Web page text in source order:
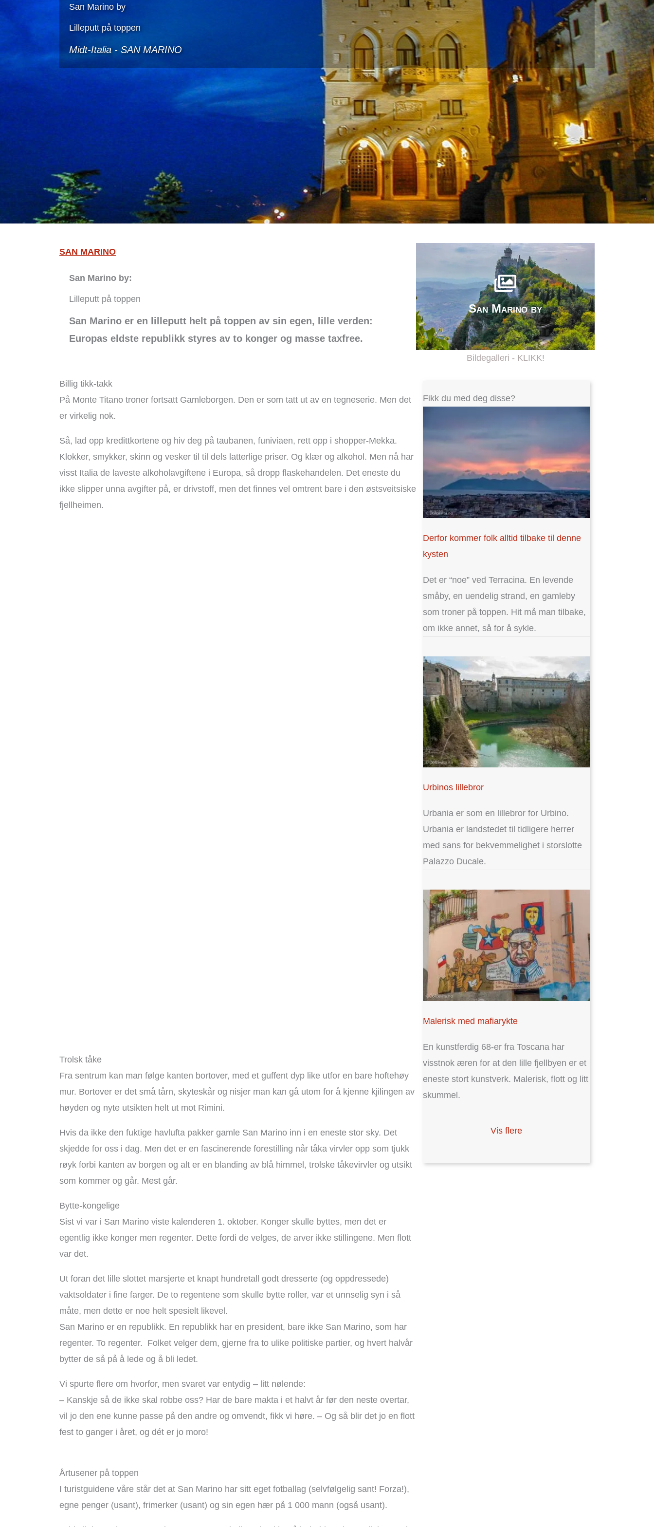
San Marino by
Lilleputt på toppen
Midt-Italia - SAN MARINO
SAN MARINO
San Marino by:
Lilleputt på toppen
San Marino er en lilleputt helt på toppen av sin egen, lille verden:
Europas eldste republikk styres av to konger og masse taxfree.
San Marino by
Bildegalleri - KLIKK!
Billig tikk-takk
På Monte Titano troner fortsatt Gamleborgen. Den er som tatt ut av en tegneserie. Men det
er virkelig nok.
Så, lad opp kredittkortene og hiv deg på taubanen, funiviaen, rett opp i shopper-Mekka.
Klokker, smykker, skinn og vesker til til dels latterlige priser. Og klær og alkohol. Men nå har
visst Italia de laveste alkoholavgiftene i Europa, så dropp flaskehandelen. Det eneste du
ikke slipper unna avgifter på, er drivstoff, men det finnes vel omtrent bare i den østsveitsiske
fjellheimen.
Trolsk tåke
Fra sentrum kan man følge kanten bortover, med et guffent dyp like utfor en bare hoftehøy
mur. Bortover er det små tårn, skyteskår og nisjer man kan gå utom for å kjenne kjilingen av
høyden og nyte utsikten helt ut mot Rimini.
Hvis da ikke den fuktige havlufta pakker gamle San Marino inn i en eneste stor sky. Det
skjedde for oss i dag. Men det er en fascinerende forestilling når tåka virvler opp som tjukk
røyk forbi kanten av borgen og alt er en blanding av blå himmel, trolske tåkevirvler og utsikt
som kommer og går. Mest går.
Bytte-kongelige
Sist vi var i San Marino viste kalenderen 1. oktober. Konger skulle byttes, men det er
egentlig ikke konger men regenter. Dette fordi de velges, de arver ikke stillingene. Men flott
var det.
Ut foran det lille slottet marsjerte et knapt hundretall godt dresserte (og oppdressede)
vaktsoldater i fine farger. De to regentene som skulle bytte roller, var et unnselig syn i så
måte, men dette er noe helt spesielt likevel.
San Marino er en republikk. En republikk har en president, bare ikke San Marino, som har
regenter. To regenter. Folket velger dem, gjerne fra to ulike politiske partier, og hvert halvår
bytter de så på å lede og å bli ledet.
Vi spurte flere om hvorfor, men svaret var entydig – litt nølende:
– Kanskje så de ikke skal robbe oss? Har de bare makta i et halvt år før den neste overtar,
vil jo den ene kunne passe på den andre og omvendt, fikk vi høre. – Og så blir det jo en flott
fest to ganger i året, og dét er jo moro!
Årtusener på toppen
I turistguidene våre står det at San Marino har sitt eget fotballag (selvfølgelig sant! Forza!),
egne penger (usant), frimerker (usant) og sin egen hær på 1 000 mann (også usant).
Fikk du med deg disse?
Derfor kommer folk alltid tilbake til denne
kysten
Det er “noe” ved Terracina. En levende
småby, en uendelig strand, en gamleby
som troner på toppen. Hit må man tilbake,
om ikke annet, så for å sykle.
Urbinos lillebror
Urbania er som en lillebror for Urbino.
Urbania er landstedet til tidligere herrer
med sans for bekvemmelighet i storslotte
Palazzo Ducale.
Malerisk med mafiarykte
En kunstferdig 68-er fra Toscana har
visstnok æren for at den lille fjellbyen er et
eneste stort kunstverk. Malerisk, flott og litt
skummel.
Vis flere